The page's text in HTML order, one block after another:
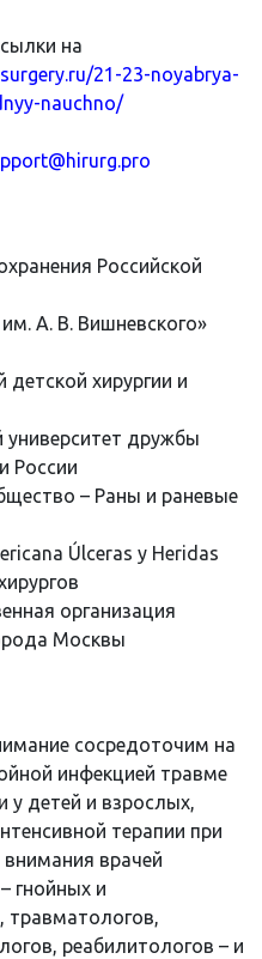
на
21-23-noyabrya-
nauchno/
Российской
А. В. Вишневского»
хирургии и
дружбы
России
– Раны и раневые
Úlceras y Heridas
организация
Москвы
сосредоточим на
инфекцией травме
у детей и взрослых,
терапии при
врачей
гнойных и
травматологов,
реабилитологов – и